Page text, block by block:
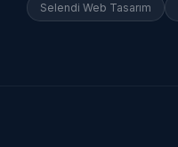
Selendi Web Tasarım